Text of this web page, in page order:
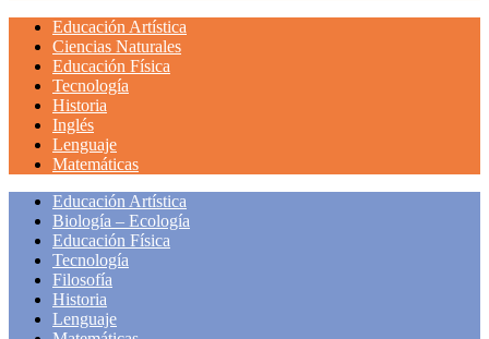
Educación Artística
Ciencias Naturales
Educación Física
Tecnología
Historia
Inglés
Lenguaje
Matemáticas
Educación Artística
Biología – Ecología
Educación Física
Tecnología
Filosofía
Historia
Lenguaje